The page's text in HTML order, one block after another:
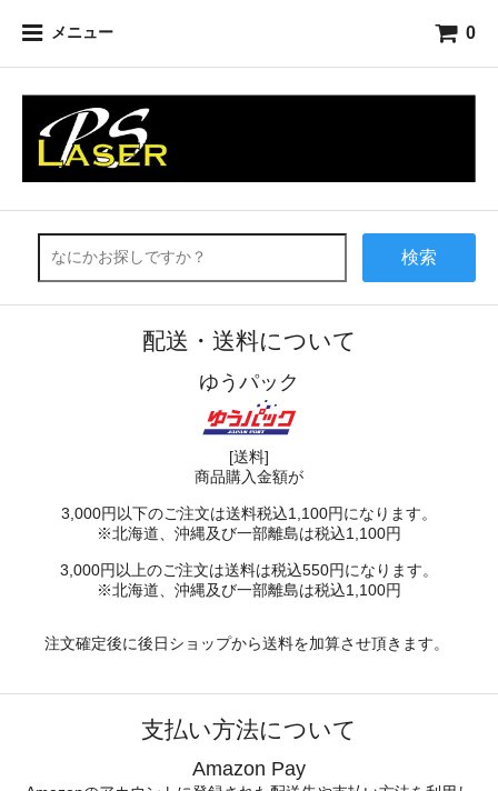
メニュー 0
検索
配送・送料について
ゆうパック
[送料]
商品購入金額が
3,000円以下のご注文は送料税込1,100円になります。
※北海道、沖縄及び一部離島は税込1,100円
3,000円以上のご注文は送料は税込550円になります。
※北海道、沖縄及び一部離島は税込1,100円
注文確定後に後日ショップから送料を加算させ頂きます。
支払い方法について
Amazon Pay